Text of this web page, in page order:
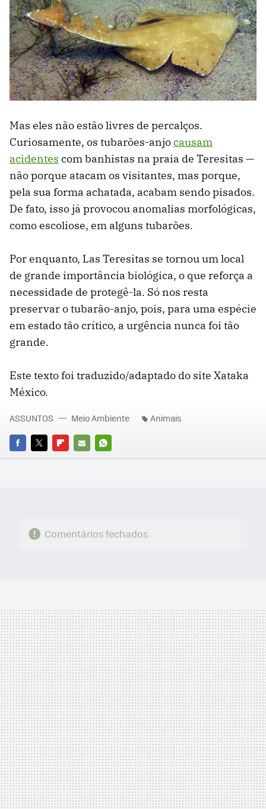
Mas eles não estão livres de percalços.
Curiosamente, os tubarões-anjocausam
acidentes com banhistas na praia de Teresitas —
não porque atacam os visitantes, mas porque,
pela sua forma achatada, acabam sendo pisados.
De fato, isso já provocou anomalias morfológicas,
como escoliose, em alguns tubarões.
Por enquanto, Las Teresitas se tornou um local
de grande importância biológica, o que reforça a
necessidade de protegê-la. Só nos resta
preservar o tubarão-anjo, pois, para uma espécie
em estado tão crítico, a urgência nunca foi tão
grande.
Este texto foi traduzido/adaptado do site Xataka
México.
FACEBOOK
TWITTERFLIPBOARD
E-
WHATSAPP
ASSUNTOS Meio Ambiente Animais
Comentários fechados